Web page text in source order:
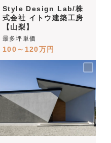
Style Design Lab/株
式会社 イトウ建築工房
【山梨】
最多坪単価
100～120万円